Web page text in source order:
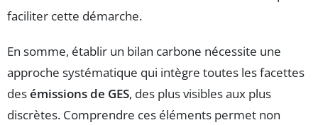
faciliter cette démarche.
En somme, établir un bilan carbone nécessite une
approche systématique qui intègre toutes les facettes
desémissions de GES, des plus visibles aux plus
discrètes. Comprendre ces éléments permet non